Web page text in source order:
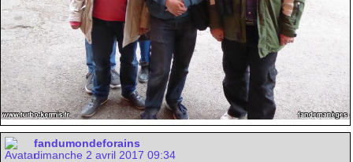
fandumondeforains
dimanche 2 avril 2017 09:34